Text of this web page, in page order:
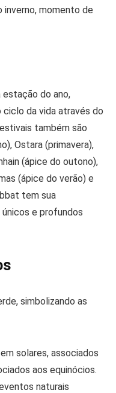
inverno, momento de
do ano,
da vida através do
também são
Ostara (primavera),
(ápice do outono),
(ápice do verão) e
tem sua
e profundos
solares, associados
aos equinócios.
naturais